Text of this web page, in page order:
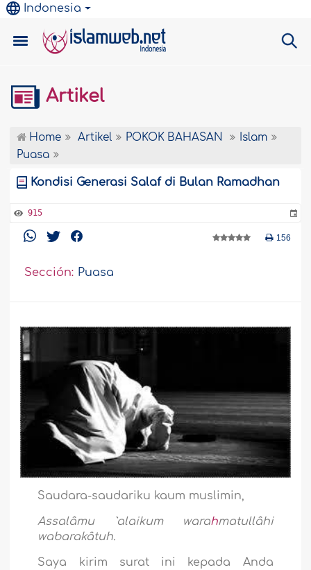
Indonesia
Artikel
Home Artikel POKOK BAHASAN
Islam
Puasa
Kondisi Generasi Salaf di Bulan Ramadhan
915
156
Sección: Puasa
Saudara-saudariku kaum muslimin,
Assalâmu `alaikum warahmatullâhi
wabarakâtuh.
Saya kirim surat ini kepada Anda